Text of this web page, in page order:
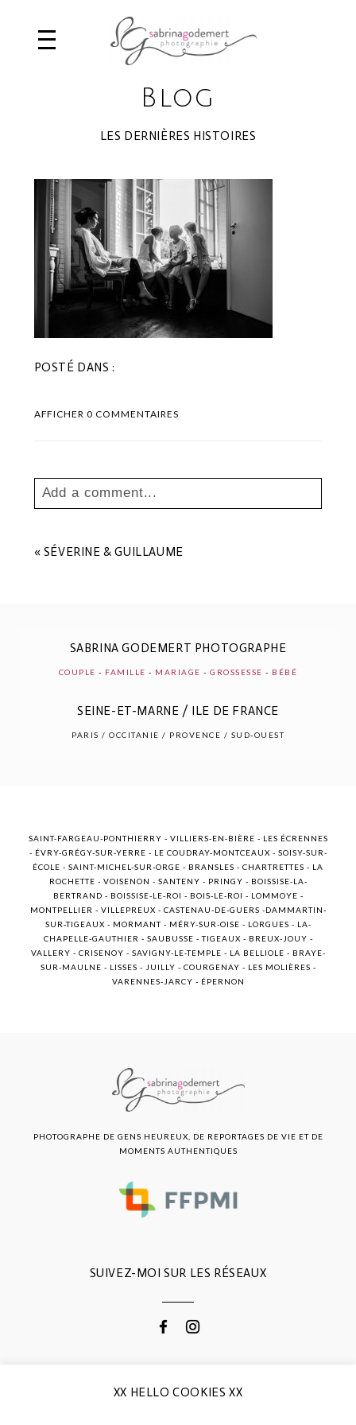
Blog
LES DERNIÈRES HISTOIRES
POSTÉ DANS :
AFFICHER0 COMMENTAIRES
Add a comment...
Les champs marqués sont requis *
POST COMMENT
« SÉVERINE & GUILLAUME
SABRINA GODEMERT PHOTOGRAPHE
COUPLE - FAMILLE - MARIAGE -GROSSESSE - BÉBÉ
SEINE-ET-MARNE / ILE DE FRANCE
PARIS / OCCITANIE / PROVENCE / SUD-OUEST
SAINT-FARGEAU-PONTHIERRY - VILLIERS-EN-BIÈRE - LES ÉCRENNES
- ÉVRY-GRÉGY-SUR-YERRE - LE COUDRAY-MONTCEAUX - SOISY-SUR-
ÉCOLE - SAINT-MICHEL-SUR-ORGE - BRANSLES - CHARTRETTES - LA
ROCHETTE - VOISENON - SANTENY - PRINGY - BOISSISE-LA-
BERTRAND - BOISSISE-LE-ROI - BOIS-LE-ROI - LOMMOYE -
MONTPELLIER - VILLEPREUX - CASTENAU-DE-GUERS -DAMMARTIN-
SUR-TIGEAUX - MORMANT - MÉRY-SUR-OISE - LORGUES - LA-
CHAPELLE-GAUTHIER - SAUBUSSE - TIGEAUX - BREUX-JOUY -
VALLERY - CRISENOY - SAVIGNY-LE-TEMPLE - LA BELLIOLE - BRAYE-
SUR-MAULNE - LISSES - JUILLY - COURGENAY - LES MOLIÈRES -
VARENNES-JARCY - ÉPERNON
SUIVEZ-MOI SUR LES RÉSEAUX
PHOTOGRAPHE DE GENS HEUREUX, DE REPORTAGES DE VIE ET DE
MOMENTS AUTHENTIQUES
CONTACTEZ-MOI
XX HELLO COOKIES XX